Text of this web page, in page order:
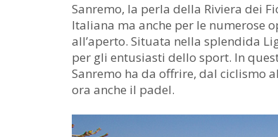
Sanremo, la perla della Riviera dei
Italiana ma anche per le numerose
all’aperto. Situata nella splendida
per gli entusiasti dello sport. In
Sanremo ha da offrire, dal ciclismo
ora anche il padel.